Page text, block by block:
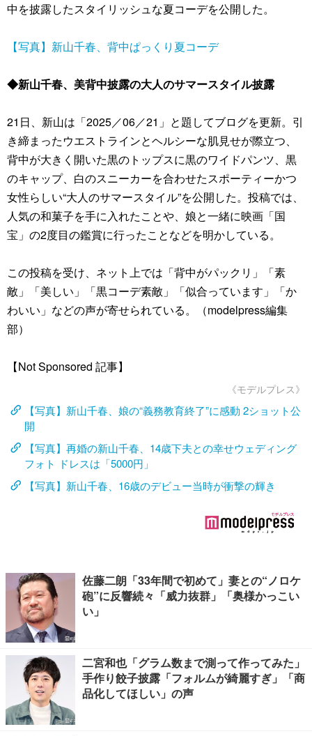
中を披露したスタイリッシュな夏コーデを公開した。
【写真】新山千春、背中ぱっくり夏コーデ
◆新山千春、美背中披露の大人のサマースタイル披露
21日、新山は「2025／06／21」と題してブログを更新。引
き締まったウエストラインとヘルシーな肌見せが際立つ、
背中が大きく開いた黒のトップスに黒のワイドパンツ、黒
のキャップ、白のスニーカーを合わせたスポーティーかつ
女性らしい“大人のサマースタイル”を公開した。投稿では、
人気の和菓子を手に入れたことや、娘と一緒に映画「国
宝」の2度目の鑑賞に行ったことなどを明かしている。
この投稿を受け、ネット上では「背中がパックリ」「素
敵」「美しい」「黒コーデ素敵」「似合っています」「か
わいい」などの声が寄せられている。（modelpress編集
部）
【Not Sponsored 記事】
《モデルプレス》
【写真】新山千春、娘の“義務教育終了”に感動 2ショット公
開
【写真】再婚の新山千春、14歳下夫との幸せウェディング
フォト ドレスは「5000円」
【写真】新山千春、16歳のデビュー当時が衝撃の輝き
佐藤二朗「33年間で初めて」妻との“ノロケ
砲”に反響続々「威力抜群」「奥様かっこい
い」
二宮和也「グラム数まで測って作ってみた」
手作り餃子披露「フォルムが綺麗すぎ」「商
品化してほしい」の声